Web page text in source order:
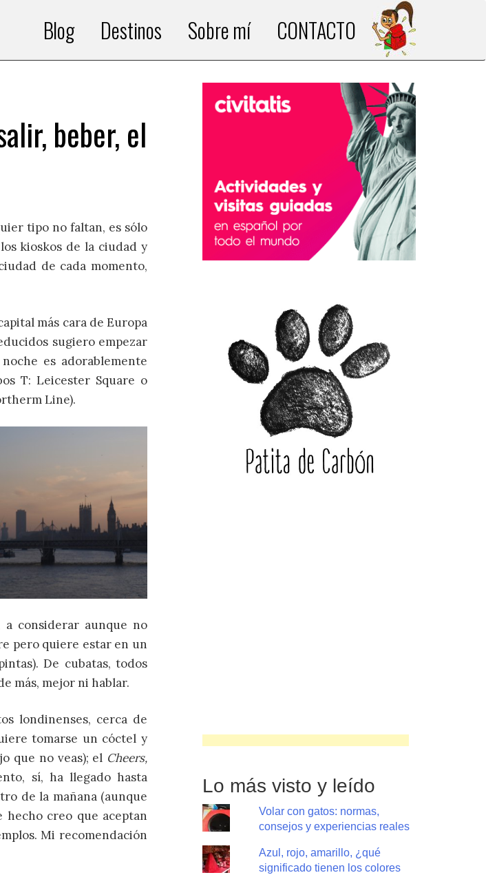
Blog Destinos Sobre mí CONTACTO
beber, el
tipo no faltan, es sólo
kioskos de la ciudad y
de cada momento,
más cara de Europa
sugiero empezar
es adorablemente
T: Leicester Square o
Line).
considerar aunque no
pero quiere estar en un
De cubatas, todos
más, mejor ni hablar.
londinenses, cerca de
tomarse un cóctel y
que no veas); el Cheers,
sí, ha llegado hasta
de la mañana (aunque
hecho creo que aceptan
Mi recomendación
Lo más visto y leído
Volar con gatos: normas,
consejos y experiencias reales
Azul, rojo, amarillo, ¿qué
significado tienen los colores